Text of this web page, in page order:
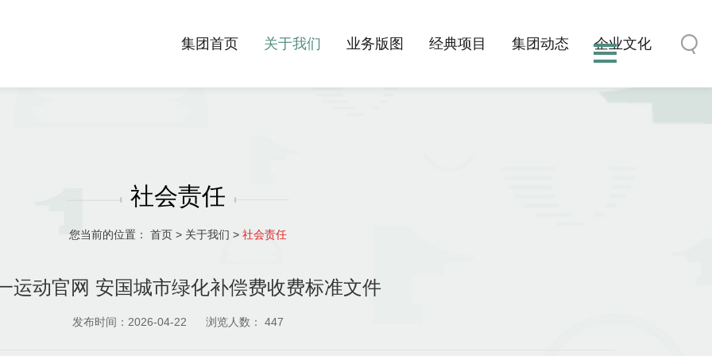
集团首页 关于我们 业务版图 经典项目 集团动态 企业文化
社会责任
您当前的位置： 首页 > 关于我们 > 社会责任
运动官网 安国城市绿化补偿费收费标准文件
发布时间：2026-04-22 浏览人数： 447